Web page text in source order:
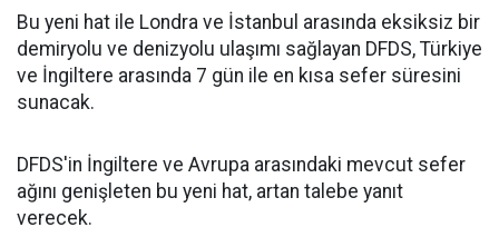
Bu yeni hat ile Londra ve İstanbul arasında eksiksiz bir
demiryolu ve denizyolu ulaşımı sağlayan DFDS, Türkiye
ve İngiltere arasında 7 gün ile en kısa sefer süresini
sunacak.
DFDS'in İngiltere ve Avrupa arasındaki mevcut sefer
ağını genişleten bu yeni hat, artan talebe yanıt
verecek.